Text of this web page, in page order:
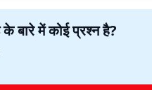
क्या आपके मन में महिंद्रा अल्फा लोड के बारे में कोई प्रश्न है?